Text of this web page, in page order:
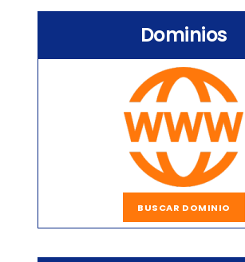
Dominios
BUSCAR DOMINIO